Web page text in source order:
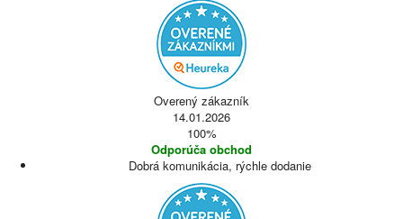
Overený zákazník
14.01.2026
100%
Odporúča obchod
Dobrá komunikácia, rýchle dodanie